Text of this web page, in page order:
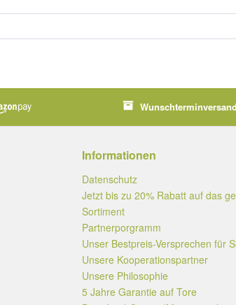
Informationen
Datenschutz
Jetzt bis zu 20% Rabatt auf das
Sortiment
Partnerporgramm
Unser Bestpreis-Versprechen für
Unsere Kooperationspartner
Unsere Philosophie
5 Jahre Garantie auf Tore